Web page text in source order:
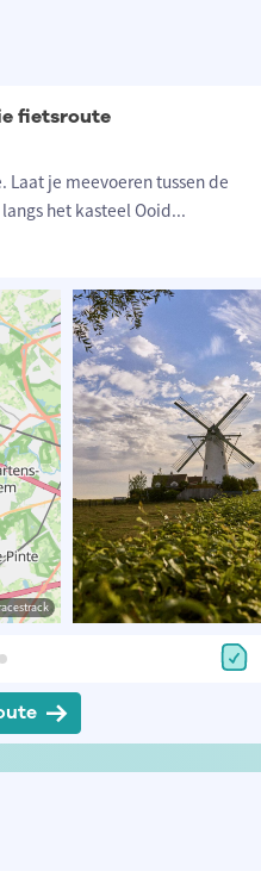
fietsroute
Laat je meevoeren tussen de
het kasteel Ooid...